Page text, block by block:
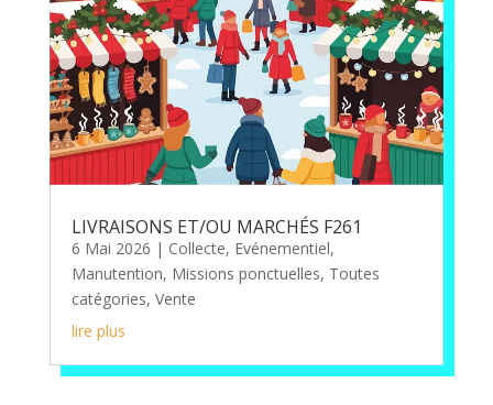
LIVRAISONS ET/OU MARCHÉS F261
6 Mai 2026 | Collecte, Evénementiel,
Manutention, Missions ponctuelles, Toutes
catégories, Vente
lire plus